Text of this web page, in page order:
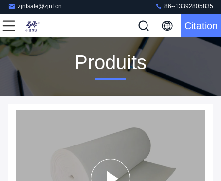
zjnfsale@zjnf.cn 86--13392805835
Citation
Produits